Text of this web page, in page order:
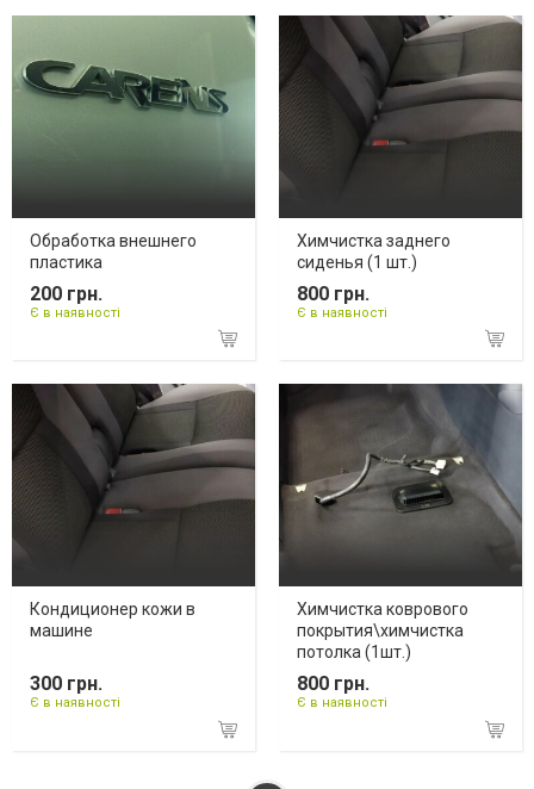
Обработка внешнего
пластика
200 грн.
Є в наявності
Химчистка заднего
сиденья (1 шт.)
800 грн.
Є в наявності
Кондиционер кожи в
машине
300 грн.
Є в наявності
Химчистка коврового
покрытия\химчистка
потолка (1шт.)
800 грн.
Є в наявності